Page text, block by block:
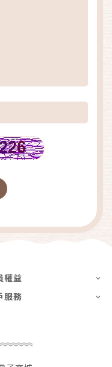
權益
服務